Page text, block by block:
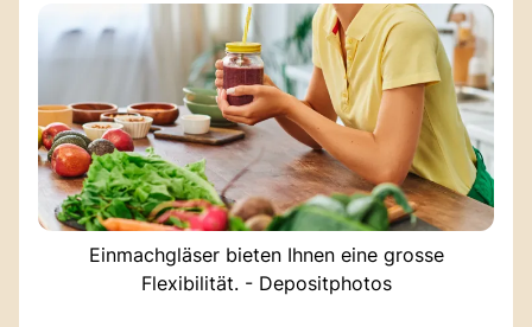
Einmachgläser bieten Ihnen eine grosse
Flexibilität. - Depositphotos